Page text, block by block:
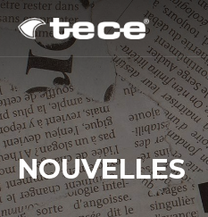
NOUVELLES